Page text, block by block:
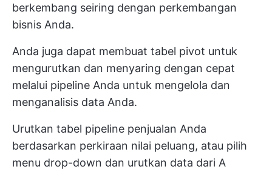
berkembang seiring dengan perkembangan
bisnis Anda.
Anda juga dapat membuat tabel pivot untuk
mengurutkan dan menyaring dengan cepat
melalui pipeline Anda untuk mengelola dan
menganalisis data Anda.
Urutkan tabel pipeline penjualan Anda
berdasarkan perkiraan nilai peluang, atau pilih
menu drop-down dan urutkan data dari A